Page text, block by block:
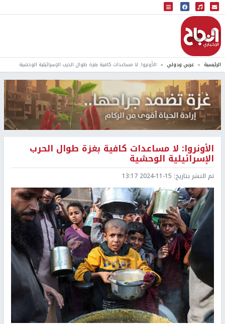
البث المباشر
إذاعة النجاح
الرئيسية عربي ودولي الأونروا: لا مساعدات كافية بغزة طوال الحرب الإسرائيلية الوحشية
الأونروا: لا مساعدات كافية بغزة طوال الحرب
الإسرائيلية الوحشية
تم النشر بتاريخ: 2024-11-15 13:17